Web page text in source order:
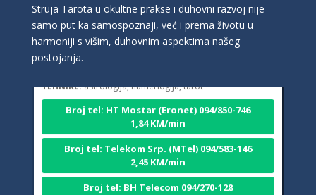
Struja Tarota u okultne prakse i duhovni razvoj nije
samo put ka samospoznaji, već i prema životu u
harmoniji s višim, duhovnim aspektima našeg
postojanja.
DI (DIJANA) / Kod 67
Tarot savjetnik je slobodan
Broj tel: HT Mostar (Eronet) 094/850-746
1,84 KM/min
Broj tel: Telekom Srp. (MTel) 094/583-146
2,45 KM/min
Broj tel: BH Telecom 094/270-128
2,42 KM/min